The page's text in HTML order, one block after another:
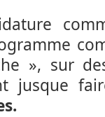
», sur
jusque